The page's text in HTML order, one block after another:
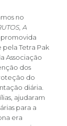
no
A
promovida
pela Tetra Pak
Associação
dos
do
diária.
ajudaram
para a
era